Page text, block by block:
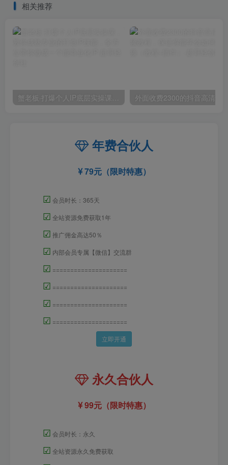
相关推荐
蟹老板·打爆个人IP底层实操课，教你成熟专业的打造IP技能，全方位带你做成一个能商业化IP
年费合伙人
79元（限时特惠）
☑ 会员时长：365天
☑ 全站资源免费获取1年
☑ 推广佣金高达50％
☑ 内部会员专属【微信】交流群
☑ =====================
☑ =====================
☑ =====================
☑ =====================
立即开通
永久合伙人
99元（限时特惠）
☑ 会员时长：永久
☑ 全站资源永久免费获取